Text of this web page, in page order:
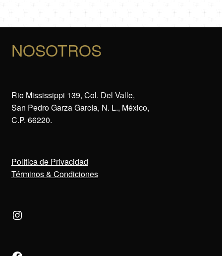
últimos
NOSOTROS
Rio Mississippi 139, Col. Del Valle,
San Pedro Garza García, N. L., México,
C.P. 66220.
Política de Privacidad
Términos & Condiciones
Instagram